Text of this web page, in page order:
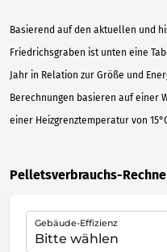
Basierend auf den aktuellen und
Friedrichsgraben ist unten eine
Jahr in Relation zur Größe und
Berechnungen basieren auf einer
einer Heizgrenztemperatur von
Pelletsverbrauchs-
Gebäude-Effizienz